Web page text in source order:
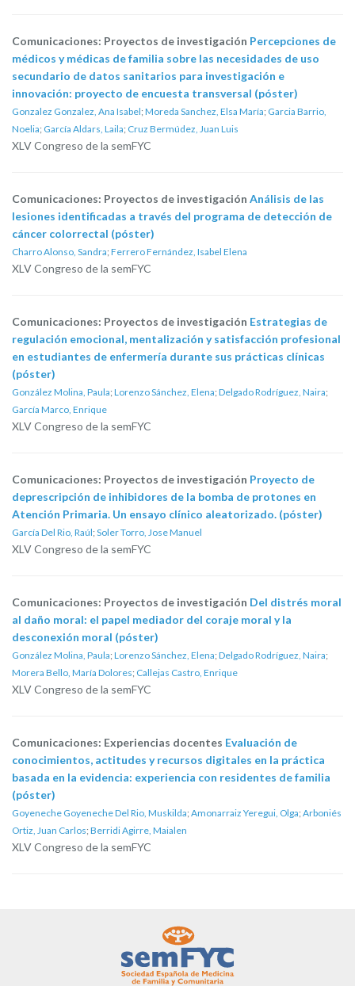
Comunicaciones: Proyectos de investigación Percepciones de
médicos y médicas de familia sobre las necesidades de uso
secundario de datos sanitarios para investigación e
innovación: proyecto de encuesta transversal (póster)
Gonzalez Gonzalez, Ana Isabel; Moreda Sanchez, Elsa María; Garcia Barrio,
Noelia; García Aldars, Laila; Cruz Bermúdez, Juan Luis
XLV Congreso de la semFYC
Comunicaciones: Proyectos de investigación Análisis de las
lesiones identificadas a través del programa de detección de
cáncer colorrectal (póster)
Charro Alonso, Sandra; Ferrero Fernández, Isabel Elena
XLV Congreso de la semFYC
Comunicaciones: Proyectos de investigación Estrategias de
regulación emocional, mentalización y satisfacción profesional
en estudiantes de enfermería durante sus prácticas clínicas
(póster)
González Molina, Paula; Lorenzo Sánchez, Elena; Delgado Rodríguez, Naira;
García Marco, Enrique
XLV Congreso de la semFYC
Comunicaciones: Proyectos de investigación Proyecto de
deprescripción de inhibidores de la bomba de protones en
Atención Primaria. Un ensayo clínico aleatorizado. (póster)
García Del Rio, Raúl; Soler Torro, Jose Manuel
XLV Congreso de la semFYC
Comunicaciones: Proyectos de investigación Del distrés moral
al daño moral: el papel mediador del coraje moral y la
desconexión moral (póster)
González Molina, Paula; Lorenzo Sánchez, Elena; Delgado Rodríguez, Naira;
Morera Bello, María Dolores; Callejas Castro, Enrique
XLV Congreso de la semFYC
Comunicaciones: Experiencias docentes Evaluación de
conocimientos, actitudes y recursos digitales en la práctica
basada en la evidencia: experiencia con residentes de familia
(póster)
Goyeneche Goyeneche Del Rio, Muskilda; Amonarraiz Yeregui, Olga; Arboniés
Ortiz, Juan Carlos; Berridi Agirre, Maialen
XLV Congreso de la semFYC